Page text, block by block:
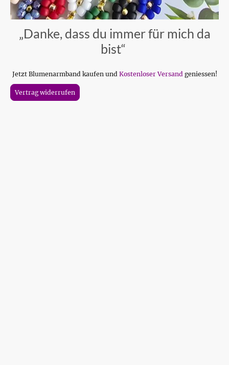
„Danke, dass du immer für mich da
bist“
Jetzt Blumenarmband kaufen und Kostenloser Versandgeniessen!
Vertrag widerrufen